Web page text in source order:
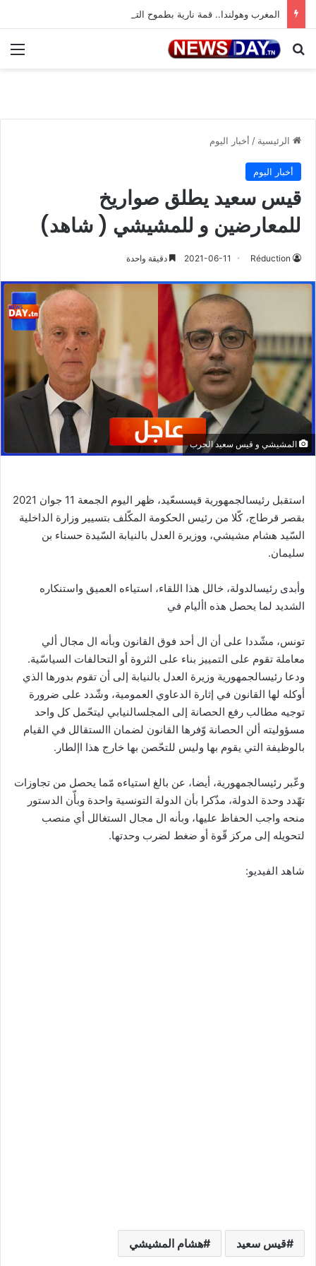
المغرب وهولندا.. قمة نارية بطموح التأهل إلى ثمن النهائي
بحث عن
الرئيسية / أخبار اليوم
أخبار اليوم
قيس سعيد يطلق صواريخ
للمعارضين و للمشيشي ( شاهد)
Réduction
2021-06-11 دقيقة واحدة
المشيشي و قيس سعيد الحرب
استقبل رئيسالجمهورية قيسسعّيد، ظهر اليوم الجمعة 11 جوان 2021
بقصر قرطاج، كّلا من رئيس الحكومة المكّلف بتسيير وزارة الداخلية
السّيد هشام مشيشي، ووزيرة العدل بالنيابة السّيدة حسناء بن
سليمان.
وأبدى رئيسالدولة، خالل هذا اللقاء، استياءه العميق واستنكاره
الشديد لما يحصل هذه األيام في
تونس، مشّددا على أن ال أحد فوق القانون وبأنه ال مجال ألي
معاملة تقوم على التمييز بناء على الثروة أو التحالفات السياسّية.
ودعا رئيسالجمهورية وزيرة العدل بالنيابة إلى أن تقوم بدورها الذي
أوكله لها القانون في إثارة الدعاوي العمومية، وشّدد على ضرورة
توجيه مطالب رفع الحصانة إلى المجلسالنيابي ليتحّمل كل واحد
مسؤوليته ألن الحصانة وّفرها القانون لضمان االستقالل في القيام
بالوظيفة التي يقوم بها وليس للتحّصن بها خارج هذا اإلطار.
وعّبر رئيسالجمهورية، أيضا، عن بالغ استياءه مّما يحصل من تجاوزات
تهّدد وحدة الدولة، مذّكرا بأن الدولة التونسية واحدة وبأّن الدستور
منحه واجب الحفاظ عليها، وبأنه ال مجال الستغالل أي منصب
لتحويله إلى مركز قّوة أو ضغط لضرب وحدتها.
شاهد الفيديو:
قيس سعيد هشام المشيشي